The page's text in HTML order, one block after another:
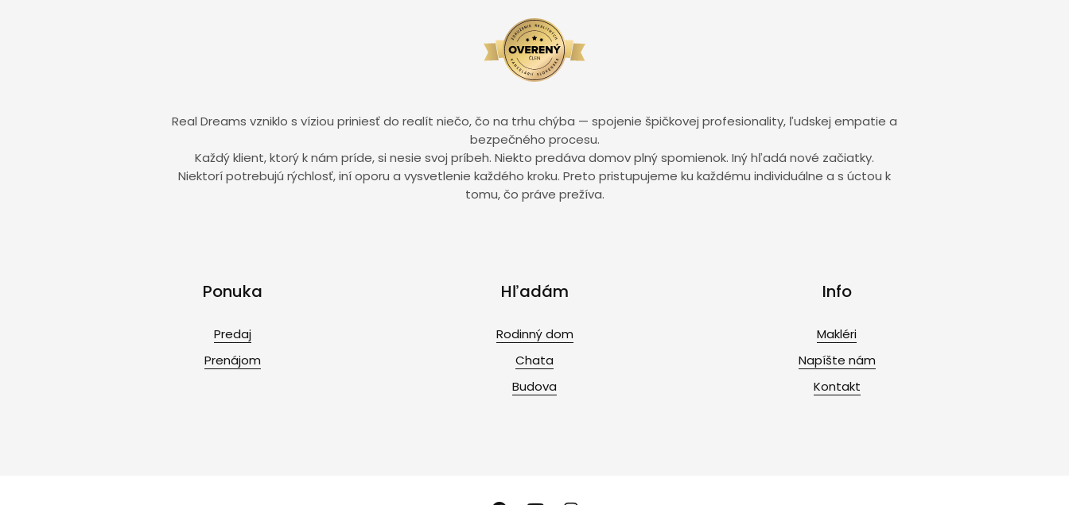
Real Dreams vzniklo s víziou priniesť do realít niečo, čo na trhu chýba — spojenie špičkovej profesionality, ľudskej empatie a
bezpečného procesu.
Každý klient, ktorý k nám príde, si nesie svoj príbeh. Niekto predáva domov plný spomienok. Iný hľadá nové začiatky.
Niektorí potrebujú rýchlosť, iní oporu a vysvetlenie každého kroku. Preto pristupujeme ku každému individuálne a s úctou k
tomu, čo práve prežíva.
Ponuka
Predaj
Prenájom
Hľadám
Rodinný dom
Chata
Budova
Info
Makléri
Napíšte nám
Kontakt